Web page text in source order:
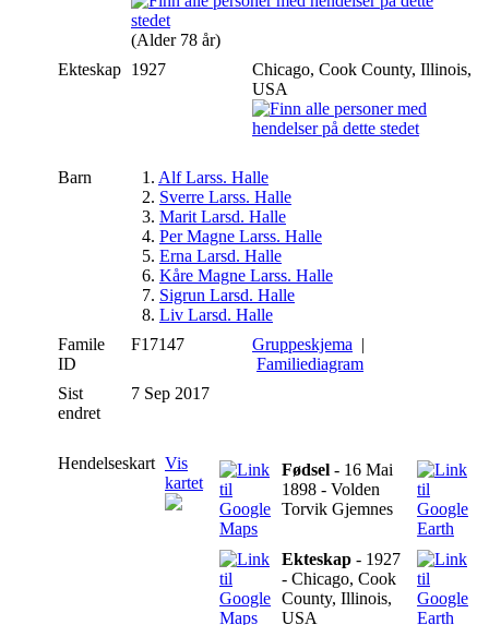
(Alder 78 år)
Ekteskap 1927
Chicago, Cook County, Illinois,
USA
Barn 1. Alf Larss. Halle
2. Sverre Larss. Halle
3. Marit Larsd. Halle
4. Per Magne Larss. Halle
5. Erna Larsd. Halle
6. Kåre Magne Larss. Halle
7. Sigrun Larsd. Halle
8. Liv Larsd. Halle
Famile
ID
F17147 Gruppeskjema |
Familiediagram
Sist
endret
7 Sep 2017
Hendelseskart Vis
kartet
Fødsel - 16 Mai
1898 - Volden
Torvik Gjemnes
Ekteskap - 1927
- Chicago, Cook
County, Illinois,
USA